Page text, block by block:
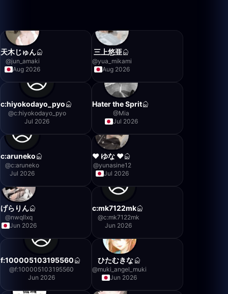
天木じゅん
@jun_amaki
Aug 2026
三上悠亜
@yua_mikami
Aug 2026
c:hiyokodayo_pyo
@c:hiyokodayo_pyo
Jul 2026
Hater the Sprit
@Mia
Jul 2026
c:aruneko
@c:aruneko
Jul 2026
❤︎ ゆな ❤︎
@yunasine12
Jul 2026
げらりん
@nwqllxq
Jun 2026
c:mk7122mk
@c:mk7122mk
Jun 2026
f:100005103195560
@f:100005103195560
Jun 2026
ひたむきな
@muki_angel_muki
Jun 2026